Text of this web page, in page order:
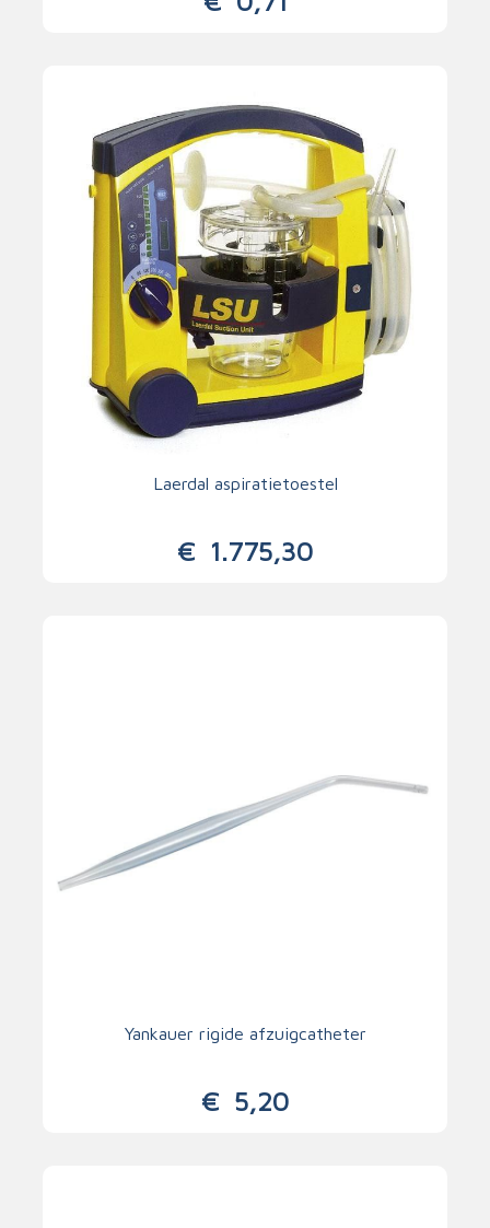
Laerdal aspiratietoestel
€ 1.775,30
Yankauer rigide afzuigcatheter
€ 5,20